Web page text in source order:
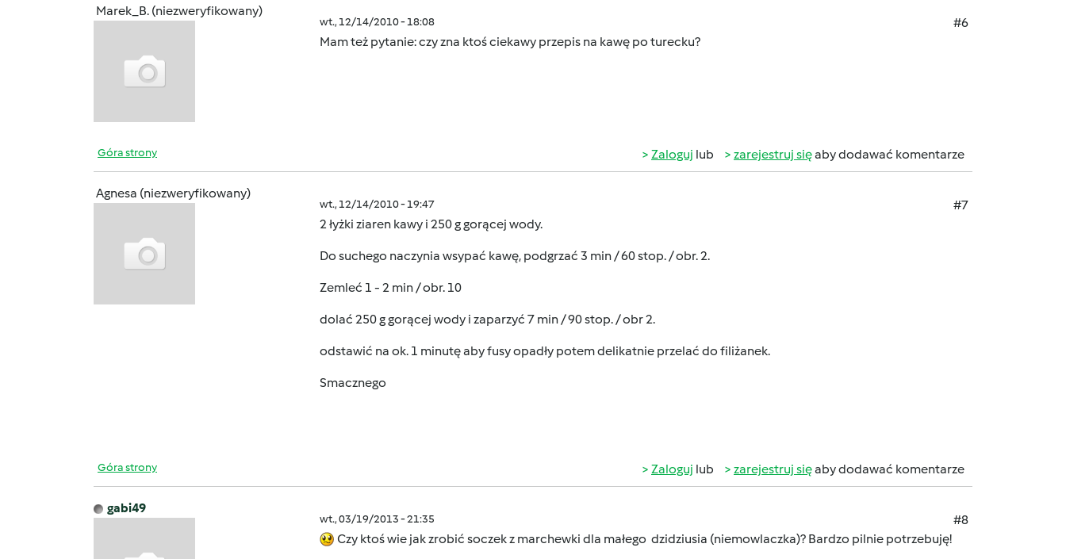
Marek_B. (niezweryfikowany)
wt., 12/14/2010 - 18:08
#6
Mam też pytanie: czy zna ktoś ciekawy przepis na kawę po turecku?
Góra strony Zaloguj lub zarejestruj sięaby dodawać komentarze
Agnesa (niezweryfikowany)
wt., 12/14/2010 - 19:47
#7
2 łyżki ziaren kawy i 250 g gorącej wody.
Do suchego naczynia wsypać kawę, podgrzać 3 min / 60 stop. / obr. 2.
Zemleć 1 - 2 min / obr. 10
dolać 250 g gorącej wody i zaparzyć 7 min / 90 stop. / obr 2.
odstawić na ok. 1 minutę aby fusy opadły potem delikatnie przelać do filiżanek.
Smacznego
Góra strony Zaloguj lub zarejestruj sięaby dodawać komentarze
gabi49
wt., 03/19/2013 - 21:35
#8
Czy ktoś wie jak zrobić soczek z marchewki dla małego dzidziusia (niemowlaczka)? Bardzo pilnie potrzebuję!